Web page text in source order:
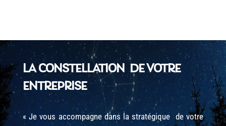
LA CONSTELLATION DE VOTRE
ENTREPRISE
« Je vous accompagne dans la stratégique de votre